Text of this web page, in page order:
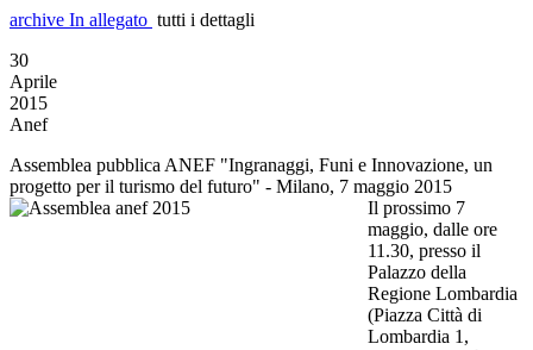
archive In allegato tutti i dettagli
30
Aprile
2015
Anef
Assemblea pubblica ANEF "Ingranaggi, Funi e Innovazione, un
progetto per il turismo del futuro" - Milano, 7 maggio 2015
Il prossimo 7
maggio, dalle ore
11.30, presso il
Palazzo della
Regione Lombardia
(Piazza Città di
Lombardia 1,